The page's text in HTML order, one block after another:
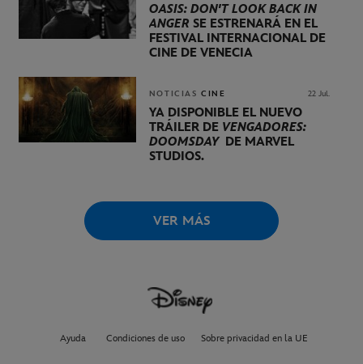
OASIS: DON'T LOOK BACK IN
ANGER SE ESTRENARÁ EN EL
FESTIVAL INTERNACIONAL DE
CINE DE VENECIA
NOTICIAS CINE 22 Jul.
YA DISPONIBLE EL NUEVO
TRÁILER DE VENGADORES:
DOOMSDAYDE MARVEL
STUDIOS.
VER MÁS
Ayuda Condiciones de uso Sobre privacidad en la UE